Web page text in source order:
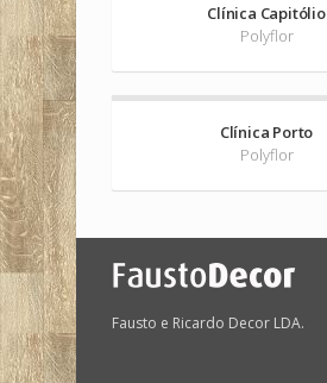
Clínica Capitólio
Polyflor
Clínica Porto
Polyflor
Fausto e Ricardo Decor LDA.